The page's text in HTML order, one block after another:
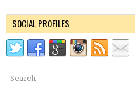
SOCIAL PROFILES